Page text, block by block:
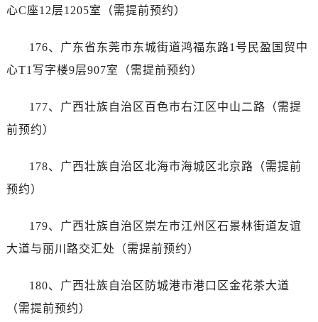
心C座12层1205室（需提前预约）
176、广东省东莞市东城街道鸿福东路1号民盈国贸中
心T1写字楼9层907室（需提前预约）
177、广西壮族自治区百色市右江区中山二路（需提
前预约）
178、广西壮族自治区北海市海城区北京路（需提前
预约）
179、广西壮族自治区崇左市江州区石景林街道友谊
大道与丽川路交汇处（需提前预约）
180、广西壮族自治区防城港市港口区金花茶大道
（需提前预约）